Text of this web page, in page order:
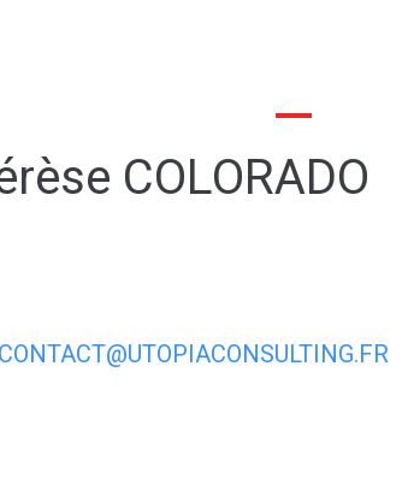
COLORADO
CONTACT@UTOPIACONSULTING.FR